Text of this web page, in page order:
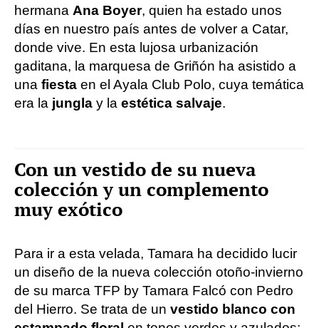
hermana Ana Boyer, quien ha estado unos
días en nuestro país antes de volver a Catar,
donde vive. En esta lujosa urbanización
gaditana, la marquesa de Griñón ha asistido a
una fiesta en el Ayala Club Polo, cuya temática
era la jungla y la estética salvaje.
Con un vestido de su nueva
colección y un complemento
muy exótico
Para ir a esta velada, Tamara ha decidido lucir
un diseño de la nueva colección otoño-invierno
de su marca TFP by Tamara Falcó con Pedro
del Hierro. Se trata de un vestido blanco con